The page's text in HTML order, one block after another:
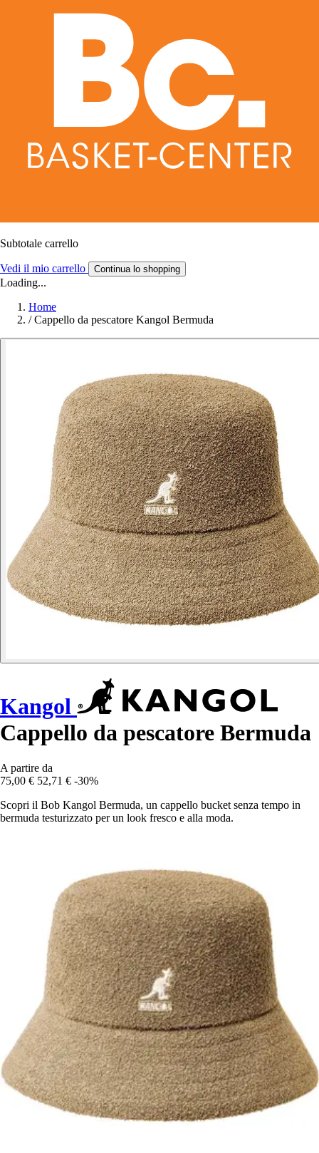
Subtotale carrello
Vedi il mio carrello Continua lo shopping
Loading...
Home
/ Cappello da pescatore Kangol Bermuda
Kangol
Cappello da pescatore Bermuda
A partire da
75,00 € 52,71 € -30%
Scopri il Bob Kangol Bermuda, un cappello bucket senza tempo in
bermuda testurizzato per un look fresco e alla moda.